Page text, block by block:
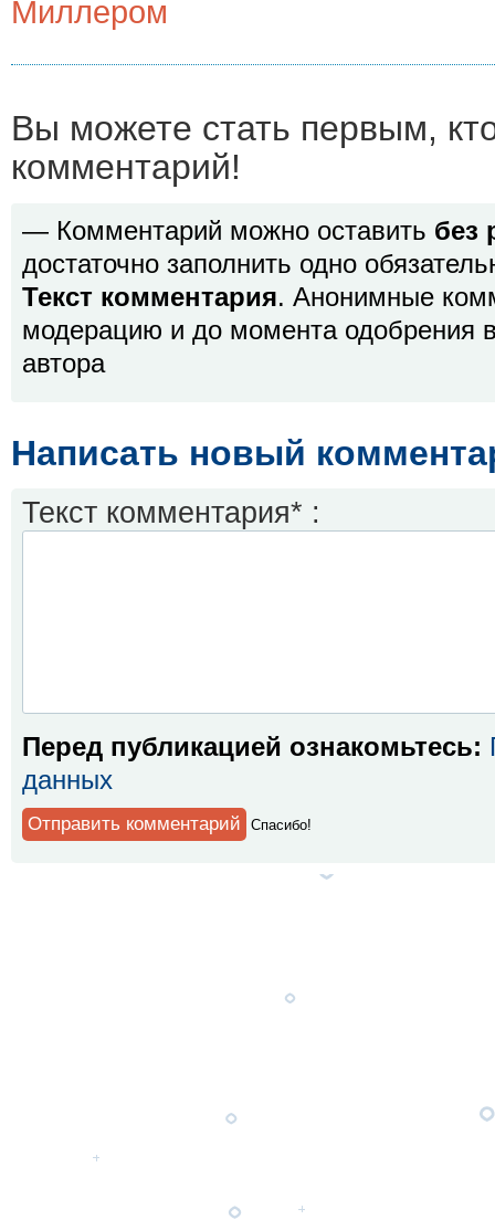
Миллером
Вы можете стать первым,
комментарий!
— Комментарий можно оставить без
достаточно заполнить одно
Текст комментария. Анонимные
модерацию и до момента одобрения
автора
Написать новый
Текст комментария* :
Перед публикацией ознакомьтесь:
данных
Спaсибо!